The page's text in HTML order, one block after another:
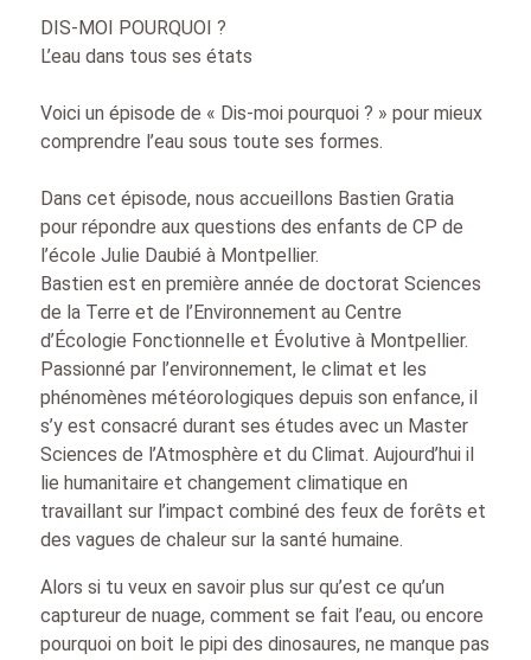
DIS-MOI POURQUOI ?
L’eau dans tous ses états
Voici un épisode de « Dis-moi pourquoi ? » pour mieux
comprendre l’eau sous toute ses formes.
Dans cet épisode, nous accueillons Bastien Gratia
pour répondre aux questions des enfants de CP de
l’école Julie Daubié à Montpellier.
Bastien est en première année de doctorat Sciences
de la Terre et de l’Environnement au Centre
d’Écologie Fonctionnelle et Évolutive à Montpellier.
Passionné par l’environnement, le climat et les
phénomènes météorologiques depuis son enfance, il
s’y est consacré durant ses études avec un Master
Sciences de l’Atmosphère et du Climat. Aujourd’hui il
lie humanitaire et changement climatique en
travaillant sur l’impact combiné des feux de forêts et
des vagues de chaleur sur la santé humaine.
Alors si tu veux en savoir plus sur qu’est ce qu’un
captureur de nuage, comment se fait l’eau, ou encore
pourquoi on boit le pipi des dinosaures, ne manque pas